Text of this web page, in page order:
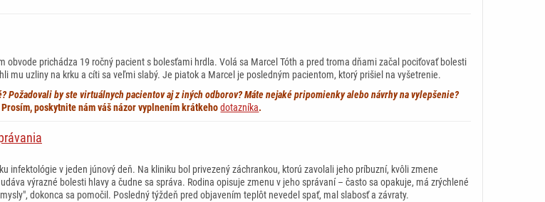
obvode prichádza 19 ročný pacient s bolesťami hrdla. Volá sa Marcel Tóth a pred troma dňami začal pociťovať bolesti
mu uzliny na krku a cíti sa veľmi slabý. Je piatok a Marcel je posledným pacientom, ktorý prišiel na vyšetrenie.
Požadovali by ste virtuálnych pacientov aj z iných odborov? Máte nejaké pripomienky alebo návrhy na vylepšenie?
Prosím, poskytnite nám váš názor vyplnením krátkehodotazníka.
infektológie v jeden júnový deň. Na kliniku bol privezený záchrankou, ktorú zavolali jeho príbuzní, kvôli zmene
výrazné bolesti hlavy a čudne sa správa. Rodina opisuje zmenu v jeho správaní – často sa opakuje, má zrýchlené
dokonca sa pomočil. Posledný týždeň pred objavením teplôt nevedel spať, mal slabosť a závraty.